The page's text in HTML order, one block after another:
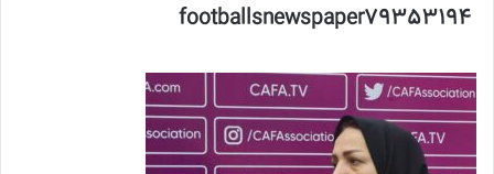
footballsnewspaper79353194